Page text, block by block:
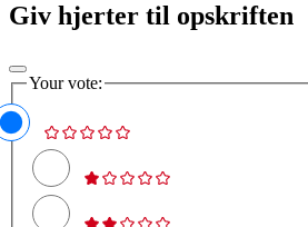
Giv hjerter til opskriften
Your vote: